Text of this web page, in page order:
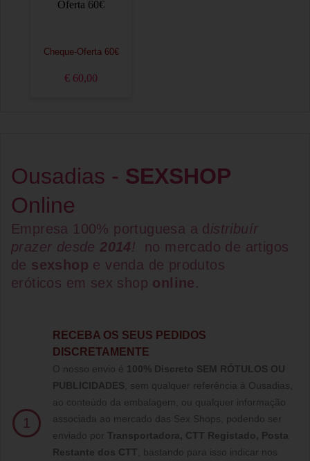
Cheque-Oferta 60€
€ 60,00
Ousadias - SEXSHOP
Online
Empresa 100% portuguesa a d istribuír
prazer desde2014!
no mercado de artigos
de sexshop e venda de produtos
eróticos em sex shop online.
1
RECEBA OS SEUS PEDIDOS
DISCRETAMENTE
O nosso envio é 100% Discreto SEM RÓTULOS OU
PUBLICIDADES , sem qualquer referência à Ousadias,
ao conteúdo da embalagem, ou qualquer informação
associada ao mercado das Sex Shops, podendo ser
enviado por Transportadora, CTT Registado, Posta
Restante dos CTT , bastando para isso indicar nos